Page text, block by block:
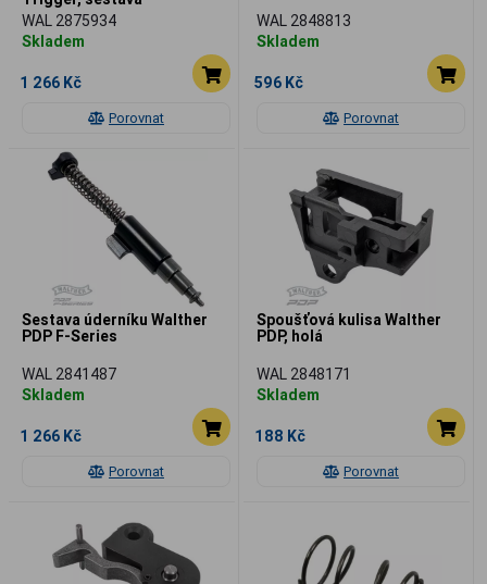
Porovnat
WAL 2875934
Skladem
1 266 Kč
Porovnat
WAL 2848813
Skladem
596 Kč
Porovnat
Sestava úderníku Walther
PDP F-Series
WAL 2841487
Skladem
1 266 Kč
Porovnat
Spoušťová kulisa Walther
PDP, holá
WAL 2848171
Skladem
188 Kč